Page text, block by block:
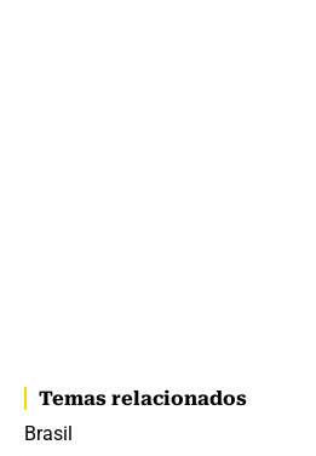
Temas relacionados
Brasil